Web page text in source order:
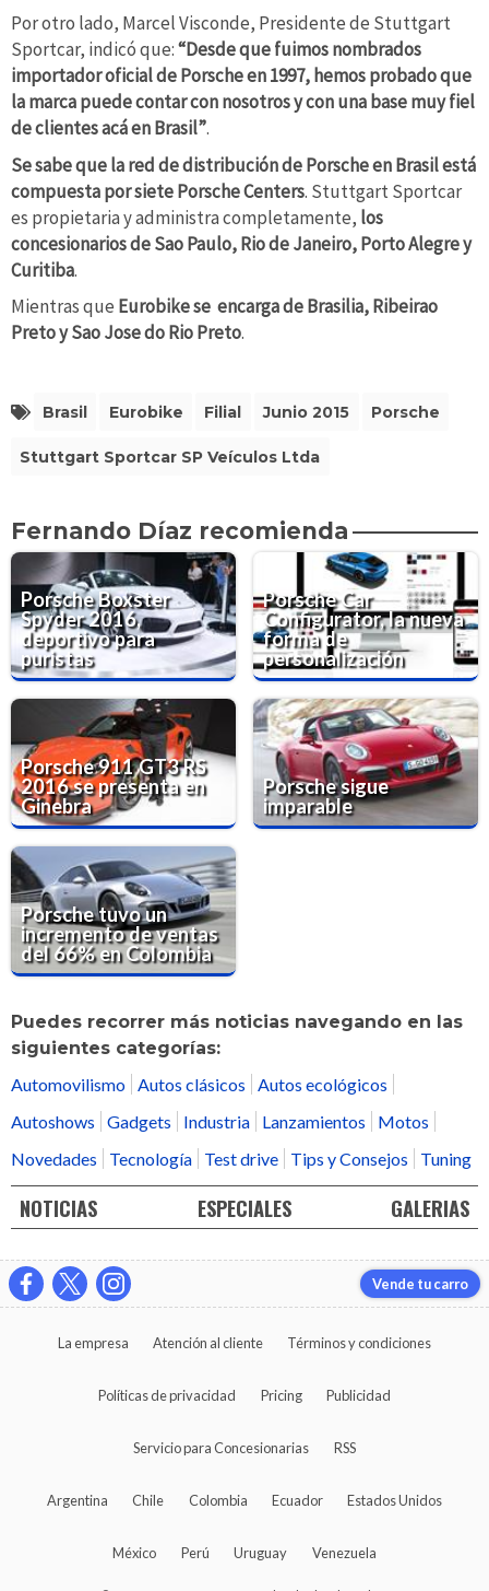
Por otro lado, Marcel Visconde, Presidente de Stuttgart
Sportcar, indicó que:“Desde que fuimos nombrados
importador oficial de Porsche en 1997, hemos probado que
la marca puede contar con nosotros y con una base muy fiel
de clientes acá en Brasil”.
Se sabe que la red de distribución de Porsche en Brasil está
compuesta por siete Porsche Centers. Stuttgart Sportcar
es propietaria y administra completamente, los
concesionarios de Sao Paulo, Rio de Janeiro, Porto Alegre y
Curitiba.
Mientras que Eurobikese encarga de Brasilia, Ribeirao
Preto y Sao Jose do Rio Preto.
Brasil Eurobike Filial Junio 2015 Porsche
Stuttgart Sportcar SP Veículos Ltda
Fernando Díaz recomienda
Porsche Boxster
Spyder 2016,
deportivo para
puristas
Porsche Car
Configurator, la nueva
forma de
personalización
Porsche 911 GT3 RS
2016 se presenta en
Ginebra
Porsche sigue
imparable
Porsche tuvo un
incremento de ventas
del 66% en Colombia
Puedes recorrer más noticias navegando en las
siguientes categorías:
Automovilismo Autos clásicos
Autos ecológicos
Autoshows
Gadgets Industria Lanzamientos
Motos
Novedades
Tecnología Test drive Tips y Consejos Tuning
NOTICIAS ESPECIALES GALERIAS
Vende tu carro
La empresa Atención al cliente Términos y condiciones
Políticas de privacidad Pricing Publicidad
Servicio para Concesionarias RSS
Argentina Chile Colombia Ecuador Estados Unidos
México Perú Uruguay Venezuela